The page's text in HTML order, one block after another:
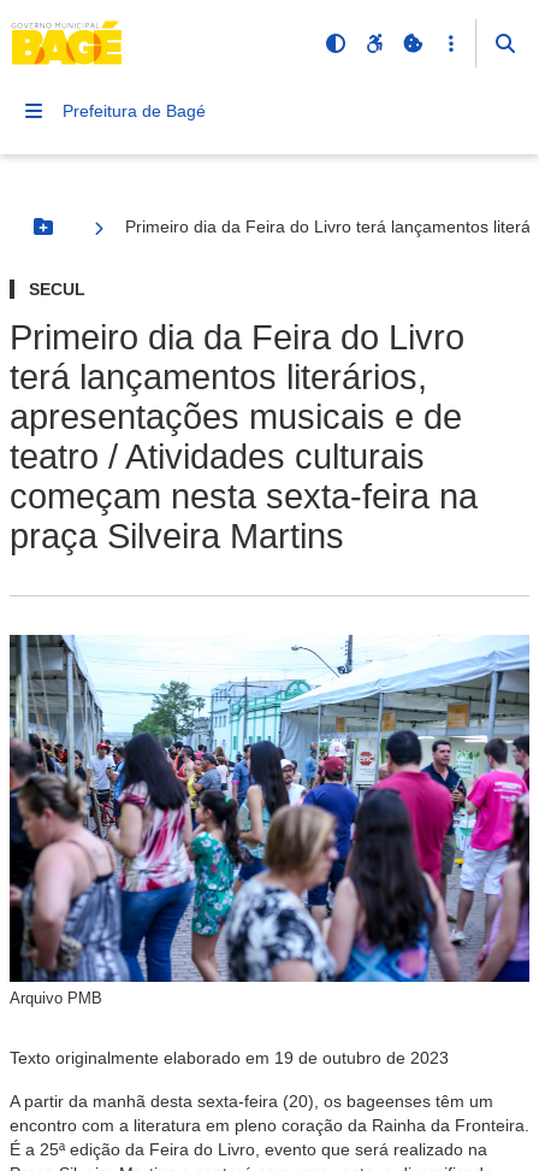
Prefeitura de Bagé
Botão Menu
Primeiro dia da Feira do Livro terá lançamentos
SECUL
Primeiro dia da Feira do Livro
terá lançamentos literários,
apresentações musicais e de
teatro / Atividades culturais
começam nesta sexta-feira na
praça Silveira Martins
Arquivo PMB
Texto originalmente elaborado em 19 de outubro de 2023
A partir da manhã desta sexta-feira (20), os bageenses têm um
encontro com a literatura em pleno coração da Rainha da Fronteira.
É a 25ª edição da Feira do Livro, evento que será realizado na